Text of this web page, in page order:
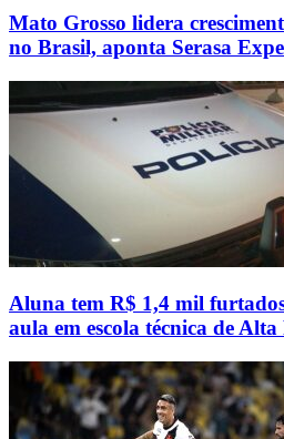
Mato Grosso lidera
no Brasil, aponta Serasa
Aluna tem R$ 1,4 mil
aula em escola técnica de